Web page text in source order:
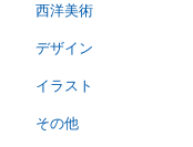
西洋美術
デザイン
イラスト
その他